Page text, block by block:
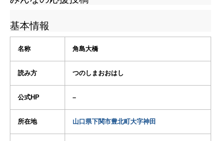
基本情報
名称 角島大橋
読み方 つのしまおおはし
公式HP –
所在地 山口県下関市豊北町大字神田